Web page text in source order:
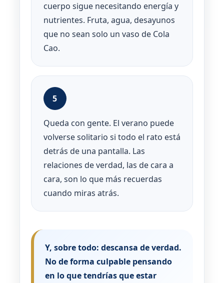
cuerpo sigue necesitando energía y
nutrientes. Fruta, agua, desayunos
que no sean solo un vaso de Cola
Cao.
5
Queda con gente. El verano puede
volverse solitario si todo el rato está
detrás de una pantalla. Las
relaciones de verdad, las de cara a
cara, son lo que más recuerdas
cuando miras atrás.
Y, sobre todo: descansa de verdad.
No de forma culpable pensando
en lo que tendrías que estar